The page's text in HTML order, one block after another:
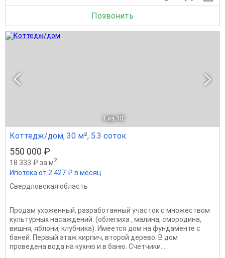
Позвонить
1 из 10
Коттедж/дом, 30 м², 5.3 соток
550 000 ₽
18 333 ₽ за м2
Ипотека от 2 427 ₽ в месяц
Свердловская область
Продам ухоженный, разработанный участок с множеством
культурных насаждений. (облепиха , малина, смородина,
вишня, яблони, клубника). Имеется дом на фундаменте с
баней. Первый этаж кирпич, второй дерево. В дом
проведена вода на кухню и в баню. Счетчики...